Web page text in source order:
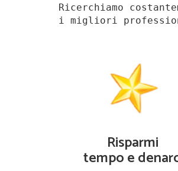
Ricerchiamo
i migliori
Risparmi
tempo e